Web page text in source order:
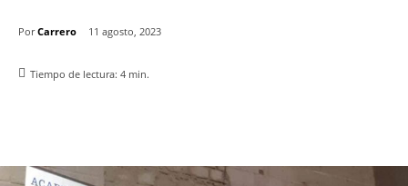
Por Carrero 11 agosto, 2023
Tiempo de lectura: 4 min.